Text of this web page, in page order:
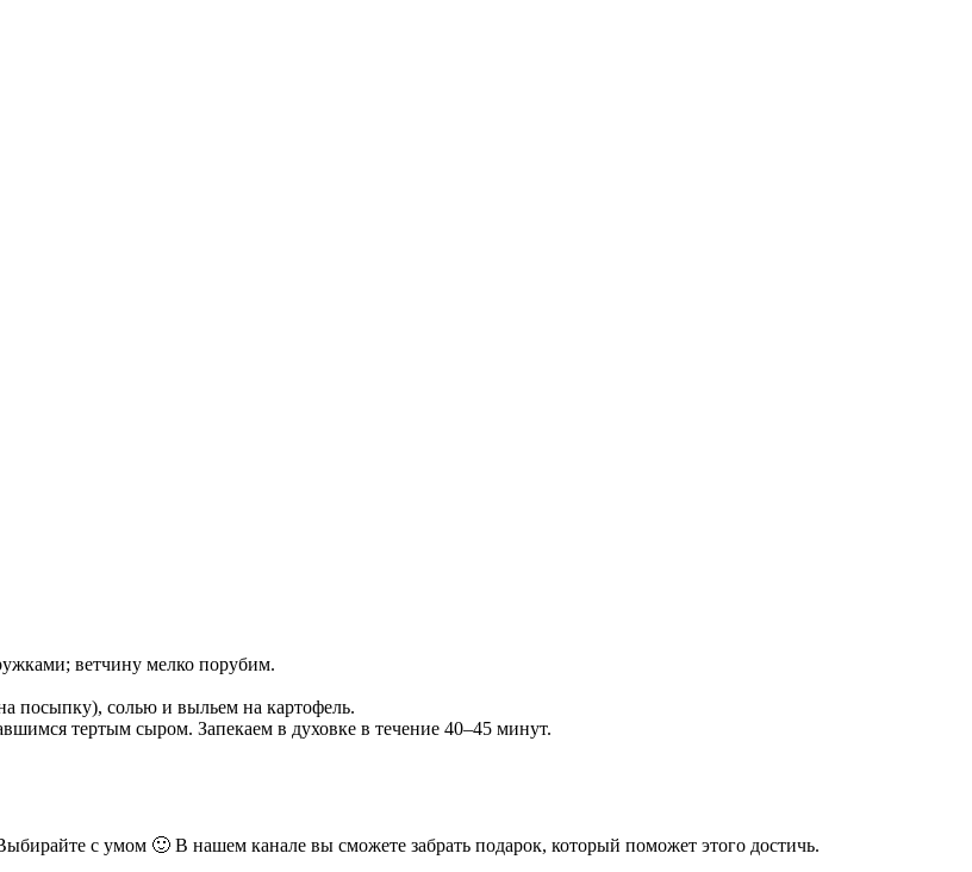
ветчину мелко порубим.
посыпку), солью и выльем на картофель.
тертым сыром. Запекаем в духовке в течение 40–45 минут.
с умом 🙂 В нашем канале вы сможете забрать подарок, который поможет этого достичь.